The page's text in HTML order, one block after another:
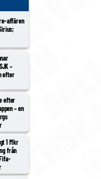
affären
–
efter
efter
– en
1 Mkr
från